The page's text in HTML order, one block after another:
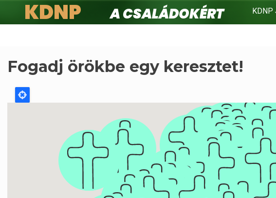
KDNP
KDNP
A családokért.
Fogadj örökbe egy keresztet!